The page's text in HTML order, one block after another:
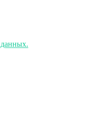
данных.